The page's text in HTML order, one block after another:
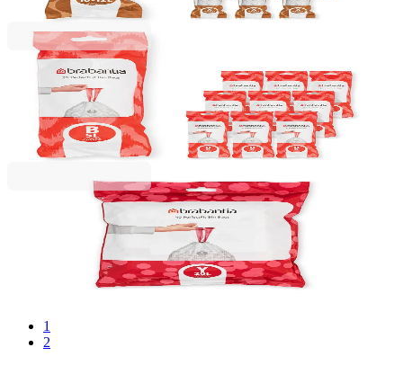
138,99 RON
Brabantia
Saci de gunoi cu șnur Brabantia PerfectFit
Slide/Papier Bin, cod B, 5L, 200 bucăți, cutie
112,49 RON
Saci de gunoi cu șnur Brabantia PerfectFit NewIcon
N, cod Y, 20L, 40 bucăți, pachet
1
2